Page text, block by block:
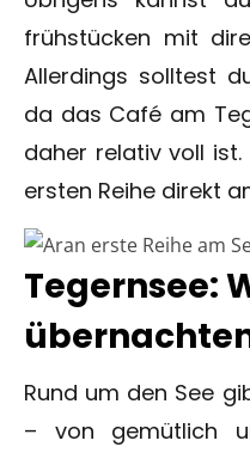
frühstücken mit
Allerdings solltest
da das Café am
daher relativ voll
ersten Reihe direkt
Tegernsee:
Rund um den See
– von gemütlich